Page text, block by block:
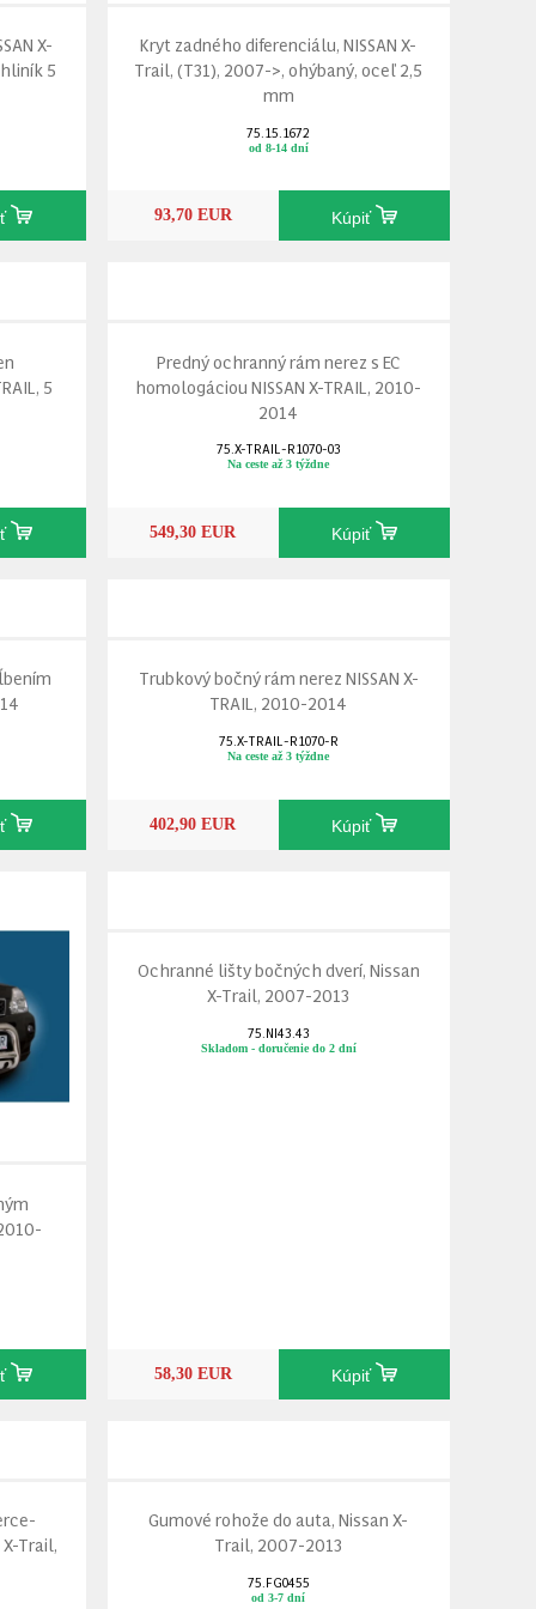
X-
5
Kryt zadného diferenciálu, NISSAN X-
Trail, (T31), 2007->, ohýbaný, oceľ 2,5
mm
75.15.1672
od 8-14 dní
93,70 EUR Kúpiť
5
Predný ochranný rám nerez s EC
homologáciou NISSAN X-TRAIL, 2010-
2014
75.X-TRAIL-R1070-03
Na ceste až 3 týždne
549,30 EUR Kúpiť
Trubkový bočný rám nerez NISSAN X-
TRAIL, 2010-2014
75.X-TRAIL-R1070-R
Na ceste až 3 týždne
402,90 EUR Kúpiť
Ochranné lišty bočných dverí, Nissan
X-Trail, 2007-2013
75.NI43.43
Skladom - doručenie do 2 dní
58,30 EUR Kúpiť
Trail,
Gumové rohože do auta, Nissan X-
Trail, 2007-2013
75.FG0455
od 3-7 dní